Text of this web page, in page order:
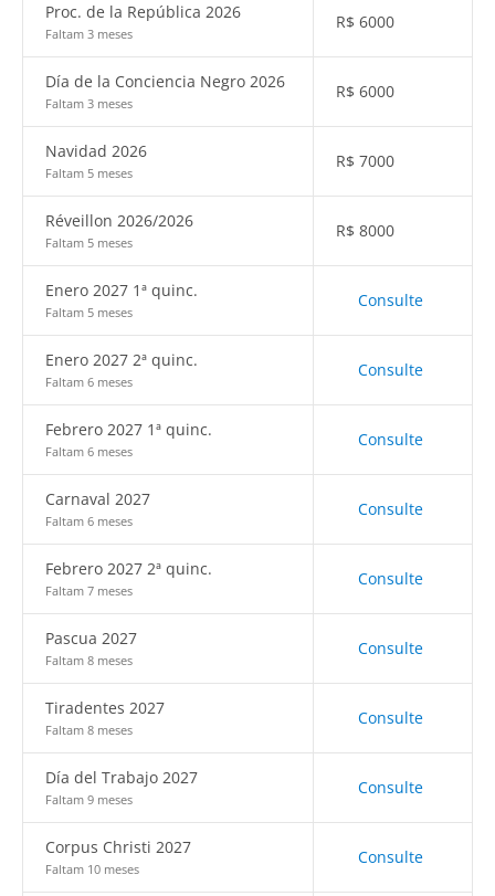
Proc. de la República 2026
Faltam 3 meses
R$ 6000
Día de la Conciencia Negro 2026
Faltam 3 meses
R$ 6000
Navidad 2026
Faltam 5 meses
R$ 7000
Réveillon 2026/2026
Faltam 5 meses
R$ 8000
Enero 2027 1ª quinc.
Faltam 5 meses
Consulte
Enero 2027 2ª quinc.
Faltam 6 meses
Consulte
Febrero 2027 1ª quinc.
Faltam 6 meses
Consulte
Carnaval 2027
Faltam 6 meses
Consulte
Febrero 2027 2ª quinc.
Faltam 7 meses
Consulte
Pascua 2027
Faltam 8 meses
Consulte
Tiradentes 2027
Faltam 8 meses
Consulte
Día del Trabajo 2027
Faltam 9 meses
Consulte
Corpus Christi 2027
Faltam 10 meses
Consulte